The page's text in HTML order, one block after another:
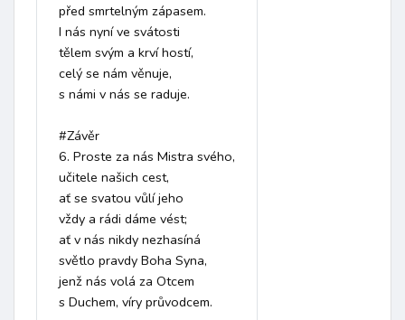
před smrtelným zápasem.
I nás nyní ve svátosti
tělem svým a krví hostí,
celý se nám věnuje,
s námi v nás se raduje.
#Závěr
6. Proste za nás Mistra svého,
učitele našich cest,
ať se svatou vůlí jeho
vždy a rádi dáme vést;
ať v nás nikdy nezhasíná
světlo pravdy Boha Syna,
jenž nás volá za Otcem
s Duchem, víry průvodcem.